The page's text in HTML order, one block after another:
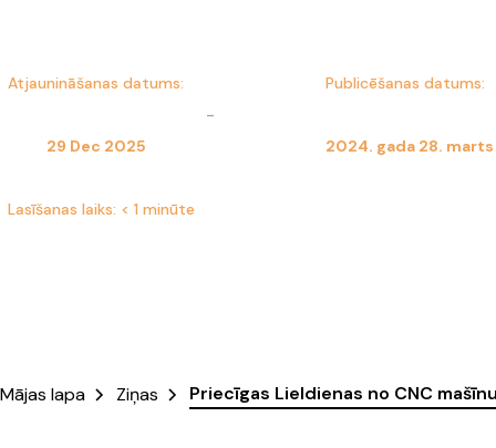
Atjaunināšanas datums:
29 Dec 2025
-
Publicēšanas datums:
2024. gada 28. marts
Lasīšanas laiks: < 1 minūte
Mājas lapa Ziņas Priecīgas Lieldienas no CNC